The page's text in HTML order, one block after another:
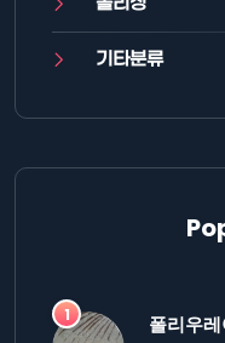
기타분류
폴리우